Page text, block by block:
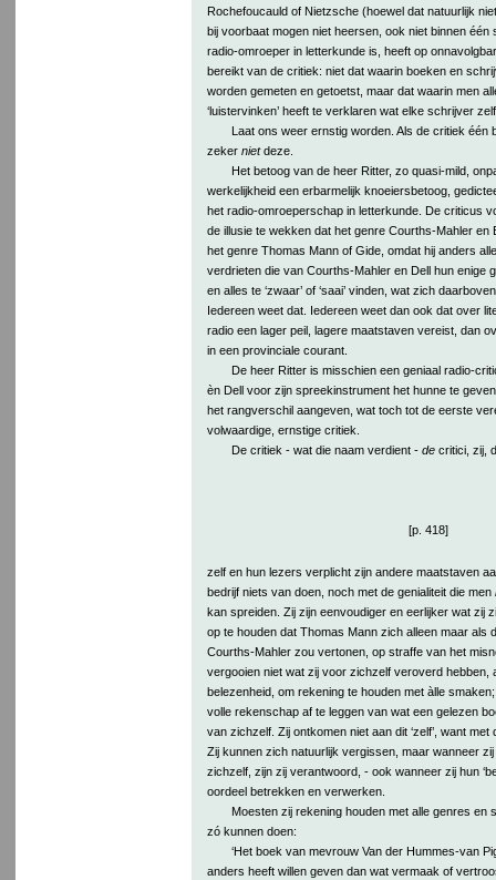
Rochefoucauld of Nietzsche (hoewel dat natuurlijk
bij voorbaat mogen niet heersen, ook niet binnen één
radio-omroeper in letterkunde is, heeft op
bereikt van de critiek: niet dat waarin boeken en
worden gemeten en getoetst, maar dat waarin men
‘luistervinken’ heeft te verklaren wat elke schrijver
Laat ons weer ernstig worden. Als de critiek één
zeker nietdeze.
Het betoog van de heer Ritter, zo quasi-mild,
werkelijkheid een erbarmelijk knoeiersbetoog,
het radio-omroeperschap in letterkunde. De criticus
de illusie te wekken dat het genre Courths-Mahler en
het genre Thomas Mann of Gide, omdat hij anders alle
verdrieten die van Courths-Mahler en Dell hun enige
en alles te ‘zwaar’ of ‘saai’ vinden, wat zich
Iedereen weet dat. Iedereen weet dan ook dat over
radio een lager peil, lagere maatstaven vereist, dan
in een provinciale courant.
De heer Ritter is misschien een geniaal radio-
èn Dell voor zijn spreekinstrument het hunne te
het rangverschil aangeven, wat toch tot de eerste
volwaardige, ernstige critiek.
De critiek - wat die naam verdient - decritici, zij,
[p. 418]
zelf en hun lezers verplicht zijn andere maatstaven
bedrijf niets van doen, noch met de genialiteit die men
kan spreiden. Zij zijn eenvoudiger en eerlijker wat zij
op te houden dat Thomas Mann zich alleen maar als
Courths-Mahler zou vertonen, op straffe van het
vergooien niet wat zij voor zichzelf veroverd hebben,
belezenheid, om rekening te houden met àlle
volle rekenschap af te leggen van wat een gelezen
van zichzelf. Zij ontkomen niet aan dit ‘zelf’, want met
Zij kunnen zich natuurlijk vergissen, maar wanneer
zichzelf, zijn zij verantwoord, - ook wanneer zij hun
oordeel betrekken en verwerken.
Moesten zij rekening houden met alle genres en
zó kunnen doen:
‘Het boek van mevrouw Van der Hummes-van
anders heeft willen geven dan wat vermaak of